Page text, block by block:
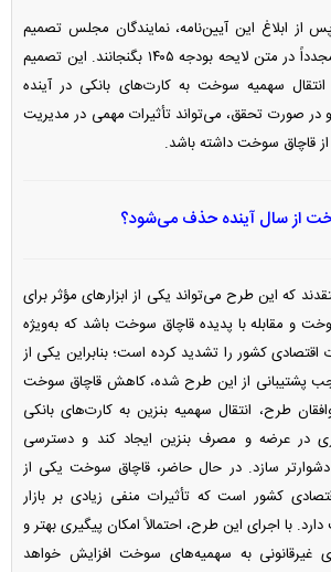
از ابلاغ این آیین‌نامه، نمایندگان مجلس تصمیم
گرفته‌اند تا این طرح را مجدداً در متن لایحه بودجه ۱۴۰۵ بگنجانند. این تصمیم
سهمیه سوخت به کارت‌های بانکی در آینده
در صورت تحقق، می‌تواند تأثیرات مهمی در مدیریت
قاچاق سوخت داشته باشد.
از سال آینده حذف می‌شود؟
که این طرح می‌تواند یکی از ابزار‌های مؤثر برای
و مقابله با پدیده قاچاق سوخت باشد که به‌ویژه
کشور را تشدید کرده است؛ بنابراین یکی از
پشتیبانی از این طرح شده، کاهش قاچاق سوخت
طرح، انتقال سهمیه بنزین به کارت‌های بانکی
در عرضه و مصرف بنزین ایجاد کند و دسترسی
دشوارتر سازد. در حال حاضر، قاچاق سوخت یکی از
کشور است که تأثیرات منفی زیادی بر بازار
با اجرای این طرح، احتمالاً امکان پیگیری بهتر و
غیرقانونی به سهمیه‌های سوخت افزایش خواهد